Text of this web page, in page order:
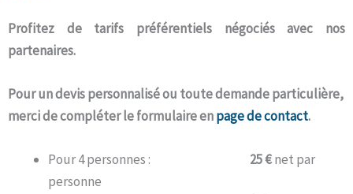
Profitez de tarifs préférentiels négociés avec nos
partenaires.
Pour un devis personnalisé ou toute demande particulière,
merci de compléter le formulaire enpage de contact.
Pour 4 personnes : 25 €net par
personne